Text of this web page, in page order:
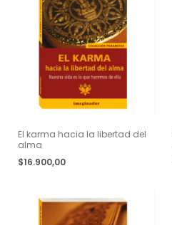
El karma hacia la libertad del
alma
$16.900,00